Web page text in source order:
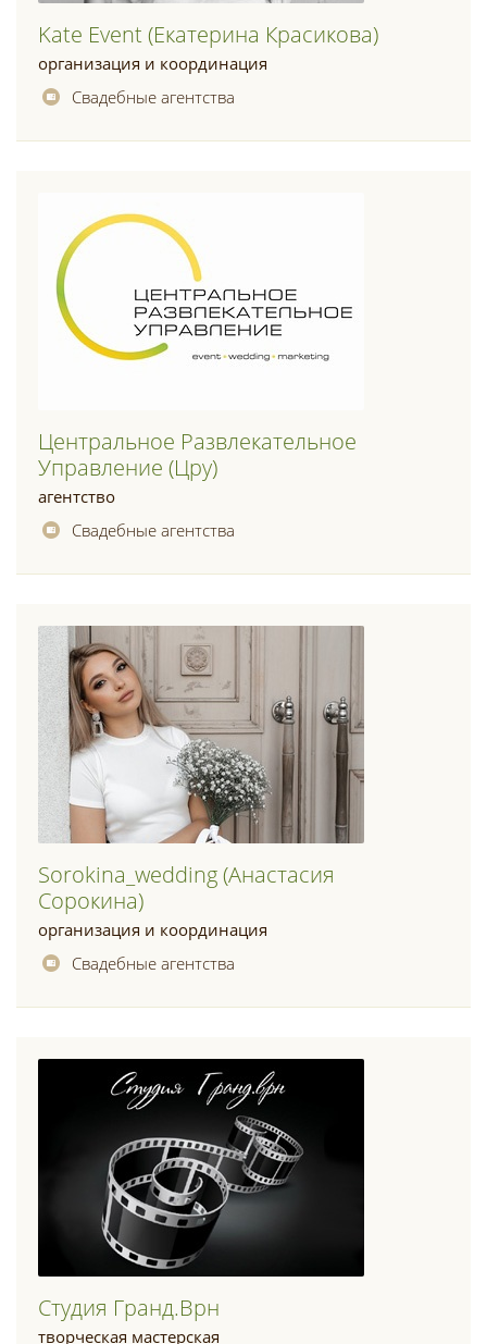
Kate Event (екатерина Красикова)
организация и координация
Свадебные агентства
Центральное Развлекательное
Управление (цру)
агентство
Свадебные агентства
Sorokina_wedding (анастасия
Сорокина)
организация и координация
Свадебные агентства
Студия Гранд.врн
творческая мастерская